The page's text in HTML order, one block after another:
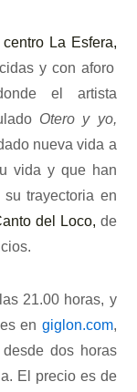
centro La Esfera,
y con aforo
el artista
Otero y yo,
nueva vida a
vida y que han
trayectoria en
del Loco, de
21.00 horas, y
en giglon.com,
dos horas
El precio es de